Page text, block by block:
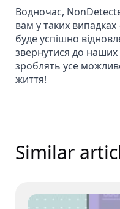
Водночас,
вам у таких випадках
буде успішно
звернутися до наших
зроблять усе
життя!
Similar